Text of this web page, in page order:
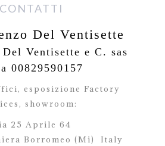
CONTATTI
Del Ventisette
Ventisette e C. sas
00829590157
esposizione Factory
showroom:
25 Aprile 64
Borromeo (Mi)
Italy